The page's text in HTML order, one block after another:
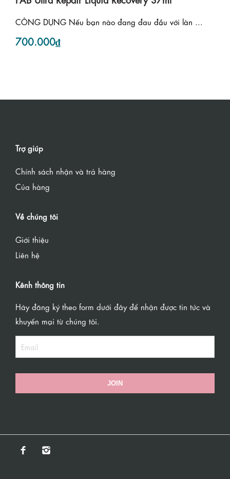
CÔNG DỤNG Nếu bạn nào đang đau đầu với làn ...
700.000₫
Trợ giúp
Chính sách nhận và trả hàng
Của hàng
Về chúng tôi
Giới thiệu
Liên hệ
Kênh thông tin
Hãy đăng ký theo form dưới đây để nhận được tin tức và
khuyến mại từ chúng tôi.
JOIN